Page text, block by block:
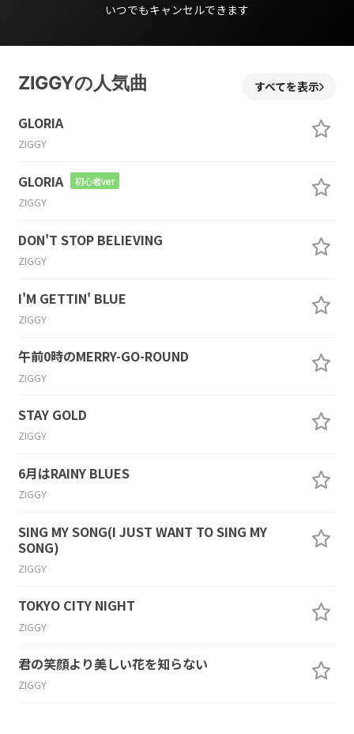
いつでもキャンセルできます
ZIGGYの人気曲 すべてを表示
GLORIA
ZIGGY
GLORIA 初心者ver
ZIGGY
DON'T STOP BELIEVING
ZIGGY
I'M GETTIN' BLUE
ZIGGY
午前0時のMERRY-GO-ROUND
ZIGGY
STAY GOLD
ZIGGY
6月はRAINY BLUES
ZIGGY
SING MY SONG(I JUST WANT TO SING MY
SONG)
ZIGGY
TOKYO CITY NIGHT
ZIGGY
君の笑顔より美しい花を知らない
ZIGGY